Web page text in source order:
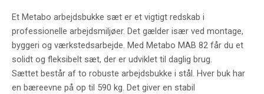
Et Metabo arbejdsbukke sæt er et vigtigt redskab i
professionelle arbejdsmiljøer. Det gælder især ved montage,
byggeri og værkstedsarbejde. Med Metabo MAB 82 får du et
solidt og fleksibelt sæt, der er udviklet til daglig brug.
Sættet består af to robuste arbejdsbukke i stål. Hver buk har
en bæreevne på op til 590 kg. Det giver en stabil